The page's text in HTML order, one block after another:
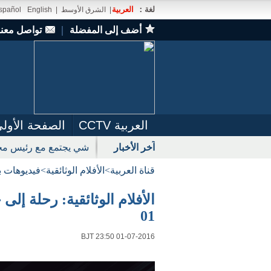
لغة： العربية الشرق الأوسط English
أضف إلى المفضلة تواصل
العربية CCTV الصفحة
آخر الأخبار شي يجتمع مع رئيس
قناة العربية> الأفلام الوثائقية>فيديوهات
01
BJT 23:50 01-07-2016